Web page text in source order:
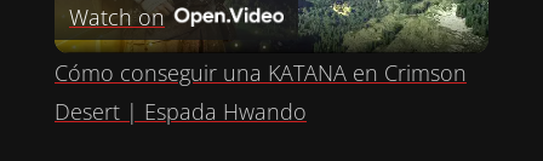
L
A
Watch on
Cómo conseguir una KATANA en Crimson
Desert | Espada Hwando